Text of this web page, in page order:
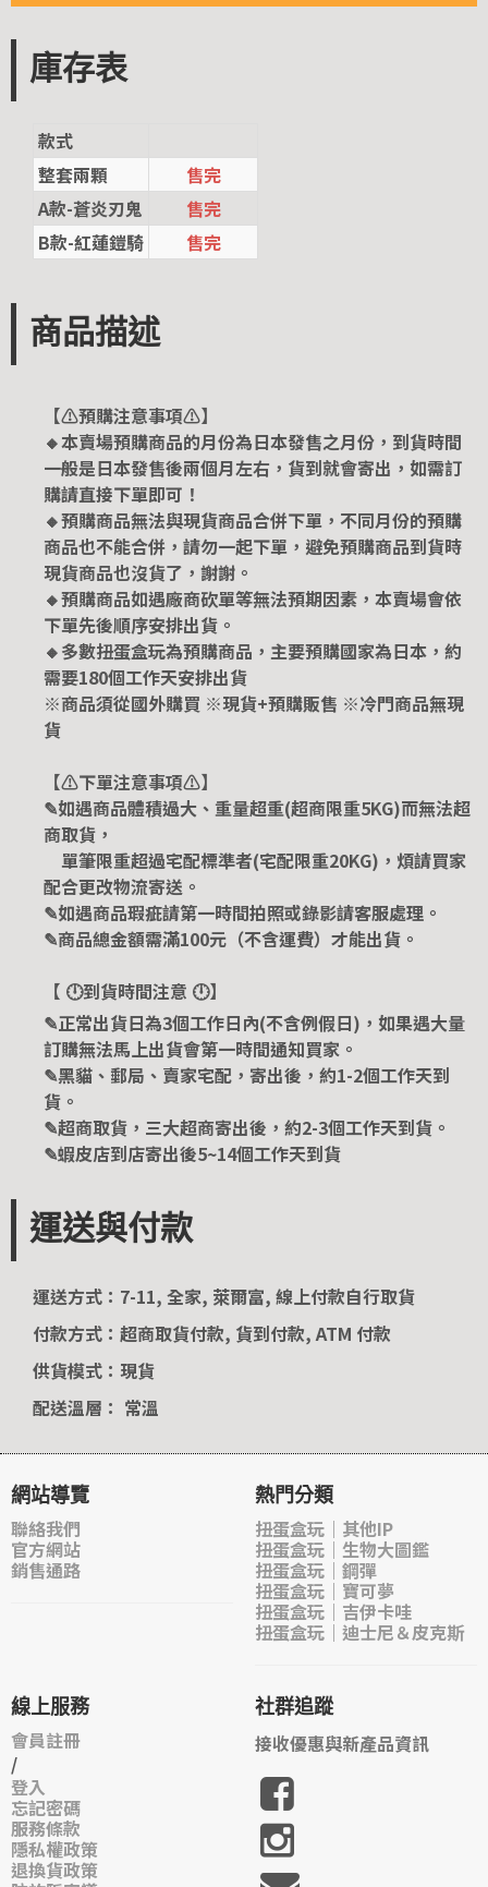
庫存表
款式
整套兩顆
售完
A款-蒼炎刃鬼
售完
B款-紅蓮鎧騎
售完
商品描述
【⚠️預購注意事項⚠️】
🔸本賣場預購商品的月份為日本發售之月份，到貨時間
一般是日本發售後兩個月左右，貨到就會寄出，如需訂
購請直接下單即可！
🔸預購商品無法與現貨商品合併下單，不同月份的預購
商品也不能合併，請勿一起下單，避免預購商品到貨時
現貨商品也沒貨了，謝謝。
🔸預購商品如遇廠商砍單等無法預期因素，本賣場會依
下單先後順序安排出貨。
🔸多數扭蛋盒玩為預購商品，主要預購國家為日本，約
需要180個工作天安排出貨
※商品須從國外購買 ※現貨+預購販售 ※冷門商品無現
貨
【⚠️下單注意事項⚠️】
✎如遇商品體積過大、重量超重(超商限重5KG)而無法超
商取貨，
單筆限重超過宅配標準者(宅配限重20KG)，煩請買家
配合更改物流寄送。
✎如遇商品瑕疵請第一時間拍照或錄影請客服處理。
✎商品總金額需滿100元（不含運費）才能出貨。
【 🕛到貨時間注意 🕛】
✎正常出貨日為3個工作日內(不含例假日)，如果遇大量
訂購無法馬上出貨會第一時間通知買家。
✎黑貓、郵局、賣家宅配，寄出後，約1-2個工作天到
貨。
✎超商取貨，三大超商寄出後，約2-3個工作天到貨。
✎蝦皮店到店寄出後5~14個工作天到貨
運送與付款
運送方式：7-11, 全家, 萊爾富, 線上付款自行取貨
付款方式：超商取貨付款, 貨到付款, ATM 付款
供貨模式：現貨
配送溫層： 常溫
網站導覽
聯絡我們
官方網站
銷售通路
熱門分類
扭蛋盒玩｜其他IP
扭蛋盒玩｜生物大圖鑑
扭蛋盒玩｜鋼彈
扭蛋盒玩｜寶可夢
扭蛋盒玩｜吉伊卡哇
扭蛋盒玩｜迪士尼＆皮克斯
線上服務
會員註冊
/
登入
忘記密碼
服務條款
隱私權政策
退換貨政策
社群追蹤
接收優惠與新產品資訊